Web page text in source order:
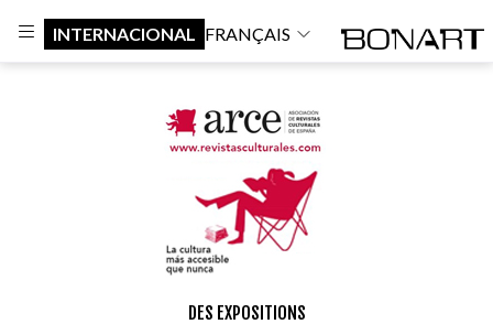
INTERNACIONAL FRANÇAIS
DES EXPOSITIONS